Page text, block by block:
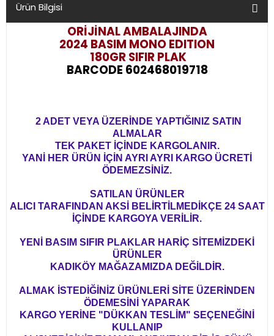
Ürün Bilgisi
ORİJİNAL AMBALAJINDA
2024 BASIM MONO EDITION
180GR SIFIR PLAK
BARCODE 602468019718
2 ADET VEYA ÜZERİNDE YAPTIĞINIZ SATIN
ALMALAR
TEK PAKET İÇİNDE KARGOLANIR.
YANİ HER ÜRÜN İÇİN AYRI AYRI KARGO ÜCRETİ
ÖDEMEZSİNİZ.
SATILAN ÜRÜNLER
ALICI TARAFINDAN AKSİ BELİRTİLMEDİKÇE 24 SAAT
İÇİNDE KARGOYA VERİLİR.
YENİ BASIM SIFIR PLAKLAR HARİÇ SİTEMİZDEKİ
ÜRÜNLER
KADIKÖY MAĞAZAMIZDA DEĞİLDİR.
ALMAK İSTEDİĞİNİZ ÜRÜNLERİ SİTE ÜZERİNDEN
ÖDEMESİNİ YAPARAK
KARGO YERİNE "DÜKKAN TESLİM" SEÇENEĞİNİ
KULLANIP